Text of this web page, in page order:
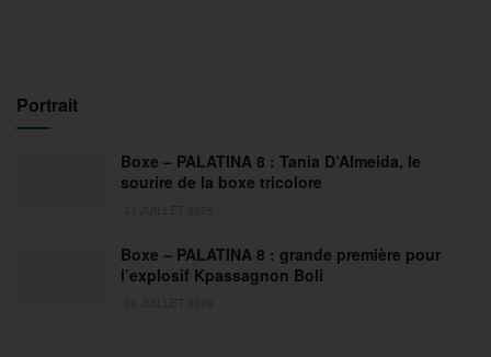
Portrait
Boxe – PALATINA 8 : Tania D’Almeida, le
sourire de la boxe tricolore
Boxe – PALATINA 8 : grande première pour
l’explosif Kpassagnon Boli